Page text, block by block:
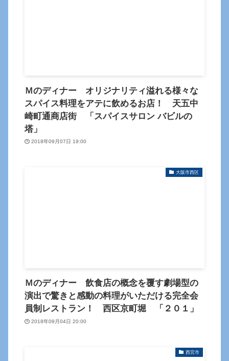
Ｍのディナー オリジナリティ溢れる様々な
スパイス料理をアテに飲めるお店！ 天五中
崎町通商店街 「スパイスサロン バビルの
塔」
2018年09月07日 19:00
大阪市西区
Ｍのディナー 飲食店の概念を覆す劇場型の
演出で驚きと感動の料理がいただける完全会
員制レストラン！ 西区京町堀 「２０１」
2018年09月04日 20:00
西宮市